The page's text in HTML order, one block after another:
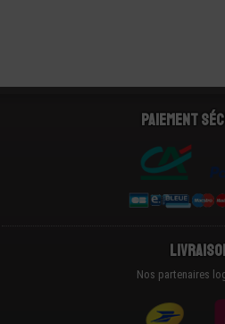
Paiement
Nos partenaires